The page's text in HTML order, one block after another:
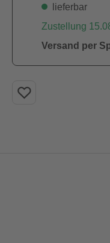
lieferbar
Zustellung
Versand per